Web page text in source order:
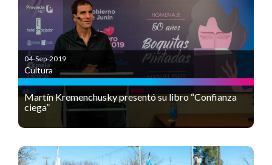
04-Sep-2019
Cultura
Martín Kremenchusky presentó su libro “Confianza
ciega”